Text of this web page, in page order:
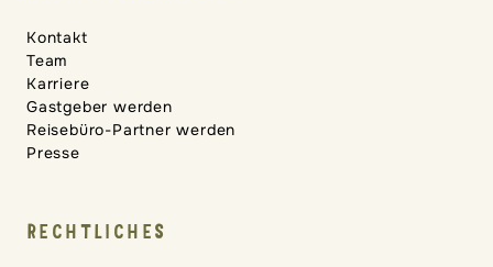
Kontakt
Team
Karriere
Gastgeber werden
Reisebüro-Partner werden
Presse
RECHTLICHES